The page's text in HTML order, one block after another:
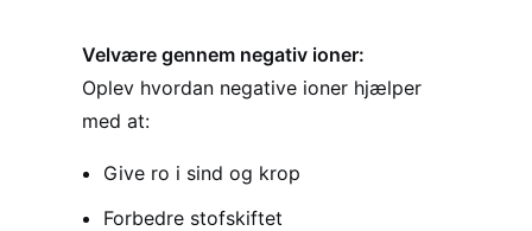
Velvære gennem negativ ioner:
Oplev hvordan negative ioner hjælper
med at:
Give ro i sind og krop
Forbedre stofskiftet